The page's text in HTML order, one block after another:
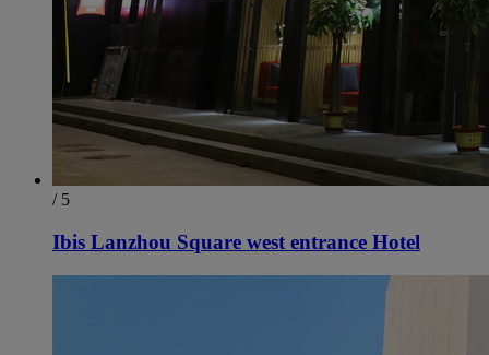
/ 5
Ibis Lanzhou Square west entrance Hotel